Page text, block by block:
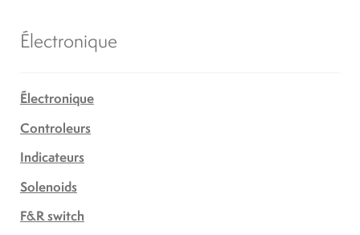
Électronique
Électronique
Controleurs
Indicateurs
Solenoids
F&R switch